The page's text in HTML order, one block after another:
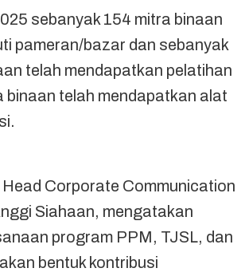
sebanyak 154 mitra binaan
pameran/bazar dan sebanyak
telah mendapatkan pelatihan
binaan telah mendapatkan alat
Corporate Communication
Siahaan, mengatakan
program PPM, TJSL, dan
bentuk kontribusi